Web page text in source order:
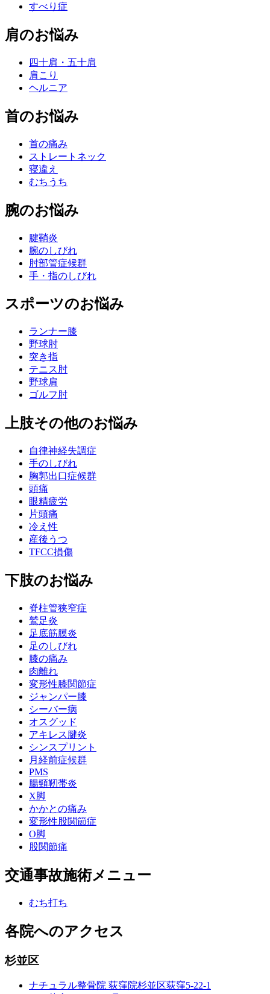
すべり症
肩のお悩み
四十肩・五十肩
肩こり
ヘルニア
首のお悩み
首の痛み
ストレートネック
寝違え
むちうち
腕のお悩み
腱鞘炎
腕のしびれ
肘部管症候群
手・指のしびれ
スポーツのお悩み
ランナー膝
野球肘
突き指
テニス肘
野球肩
ゴルフ肘
上肢その他のお悩み
自律神経失調症
手のしびれ
胸郭出口症候群
頭痛
眼精疲労
片頭痛
冷え性
産後うつ
TFCC損傷
下肢のお悩み
脊柱管狭窄症
鷲足炎
足底筋膜炎
足のしびれ
膝の痛み
肉離れ
変形性膝関節症
ジャンパー膝
シーバー病
オスグッド
アキレス腱炎
シンスプリント
月経前症候群
PMS
腸頸靭帯炎
X脚
かかとの痛み
変形性股関節症
O脚
股関節痛
交通事故施術メニュー
むち打ち
各院へのアクセス
杉並区
ナチュラル整骨院 荻窪院杉並区荻窪5-22-1